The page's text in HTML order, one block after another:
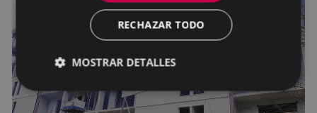
RECHAZAR TODO
MOSTRAR DETALLES